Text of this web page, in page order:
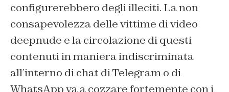
configurerebbero degli illeciti. La non
consapevolezza delle vittime di video
deepnude e la circolazione di questi
contenuti in maniera indiscriminata
all’interno di chat di Telegram o di
WhatsApp va a cozzare fortemente con i